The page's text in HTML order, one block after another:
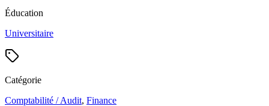
Éducation
Universitaire
Catégorie
Comptabilité / Audit, Finance